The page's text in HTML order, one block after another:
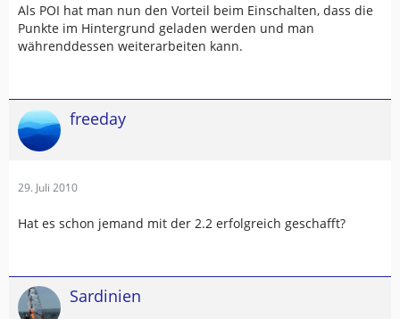
Als POI hat man nun den Vorteil beim Einschalten, dass die
Punkte im Hintergrund geladen werden und man
währenddessen weiterarbeiten kann.
freeday
29. Juli 2010
Hat es schon jemand mit der 2.2 erfolgreich geschafft?
Sardinien